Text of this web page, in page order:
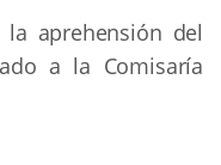
aprehensión del
a la Comisaría